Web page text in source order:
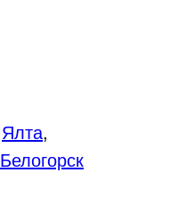
Ялта,
Белогорск